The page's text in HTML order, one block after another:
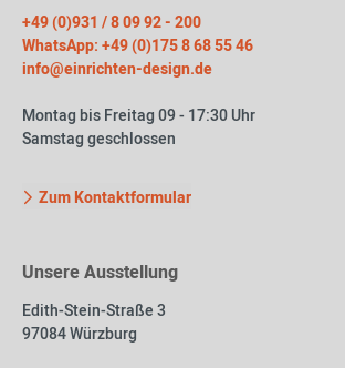
+49 (0)931 / 8 09 92 - 200
WhatsApp: +49 (0)175 8 68 55 46
info@einrichten-design.de
Montag bis Freitag 09 - 17:30 Uhr
Samstag geschlossen
Zum Kontaktformular
Unsere Ausstellung
Edith-Stein-Straße 3
97084 Würzburg